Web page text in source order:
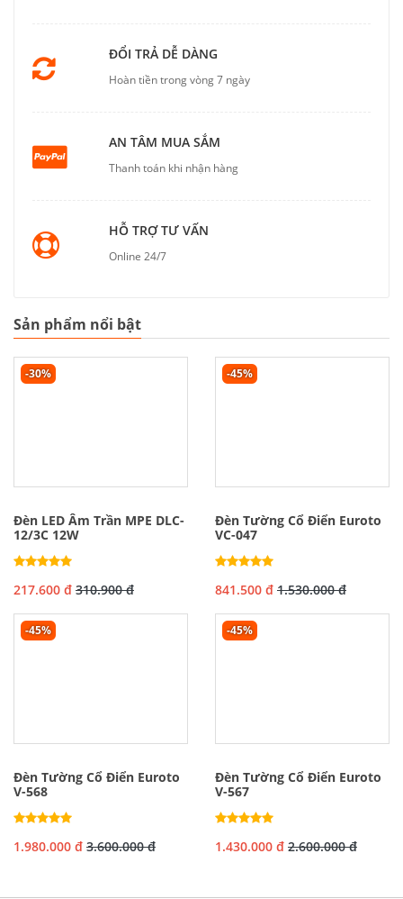
ĐỔI TRẢ DỄ DÀNG
Hoàn tiền trong vòng 7 ngày
AN TÂM MUA SẮM
Thanh toán khi nhận hàng
HỖ TRỢ TƯ VẤN
Online 24/7
Sản phẩm nổi bật
-30%
Đèn LED Âm Trần MPE DLC-
12/3C 12W
217.600 đ 310.900 đ
-45%
Đèn Tường Cổ Điển Euroto
VC-047
841.500 đ 1.530.000 đ
-45%
Đèn Tường Cổ Điển Euroto
V-568
1.980.000 đ 3.600.000 đ
-45%
Đèn Tường Cổ Điển Euroto
V-567
1.430.000 đ 2.600.000 đ